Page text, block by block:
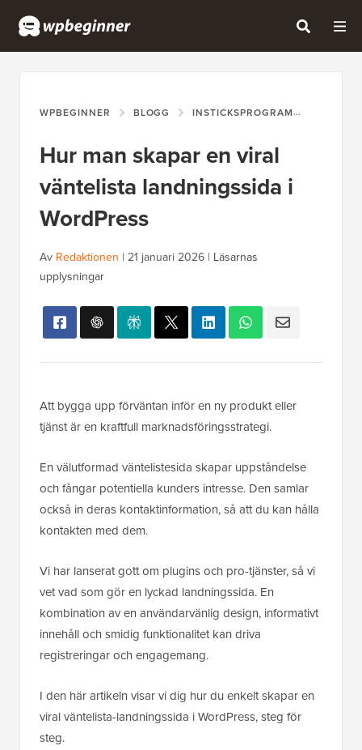
WPBEGINNER BLOGG INSTICKSPROGRAM
Hur man skapar en viral
väntelista landningssida i
WordPress
Av Redaktionen | 21 januari 2026 | Läsarnas
upplysningar
Att bygga upp förväntan inför en ny produkt eller
tjänst är en kraftfull marknadsföringsstrategi.
En välutformad väntelistesida skapar uppståndelse
och fångar potentiella kunders intresse. Den samlar
också in deras kontaktinformation, så att du kan hålla
kontakten med dem.
Vi har lanserat gott om plugins och pro-tjänster, så vi
vet vad som gör en lyckad landningssida. En
kombination av en användarvänlig design, informativt
innehåll och smidig funktionalitet kan driva
registreringar och engagemang.
I den här artikeln visar vi dig hur du enkelt skapar en
viral väntelista-landningssida i WordPress, steg för
steg.